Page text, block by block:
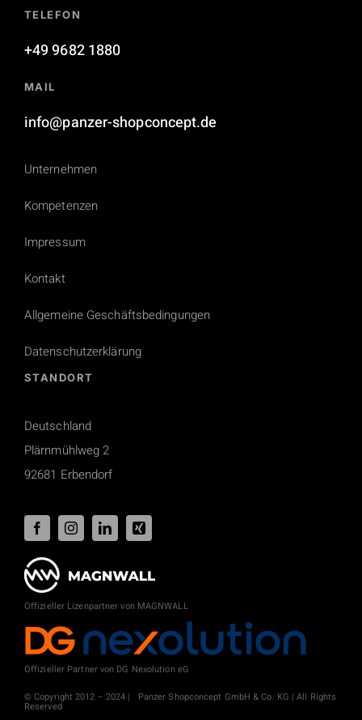
TELEFON
+49 9682 1880
MAIL
info@panzer-shopconcept.de
Unternehmen
Kompetenzen
Impressum
Kontakt
Allgemeine Geschäftsbedingungen
Datenschutzerklärung
STANDORT
Deutschland
Plärnmühlweg 2
92681 Erbendorf
Offizieller Lizenpartner von MAGNWALL
Offizieller Partner von DG Nexolution eG
© Copyright 2012 – 2024 | Panzer Shopconcept GmbH & Co. KG | All Rights
Reserved